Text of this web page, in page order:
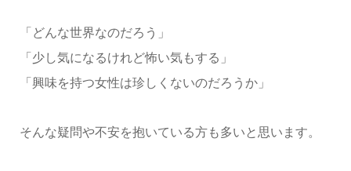
「どんな世界なのだろう」
「少し気になるけれど怖い気もする」
「興味を持つ女性は珍しくないのだろうか」
そんな疑問や不安を抱いている方も多いと思います。